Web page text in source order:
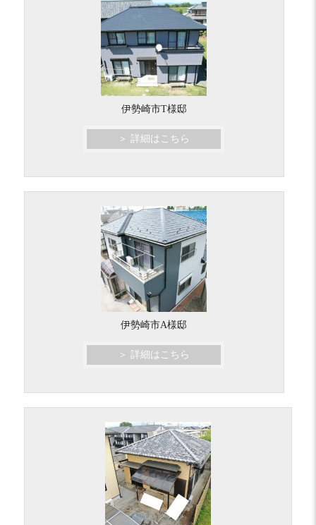
伊勢崎市T様邸
＞ 詳細はこちら
伊勢崎市A様邸
＞ 詳細はこちら